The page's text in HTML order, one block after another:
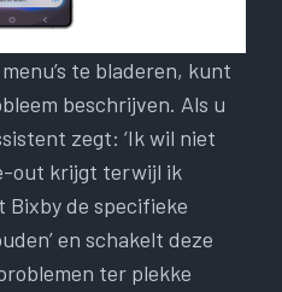
te bladeren, kunt
beschrijven. Als u
zegt: ‘Ik wil niet
out krijgt terwijl ik
Bixby de specifieke
en schakelt deze
ter plekke